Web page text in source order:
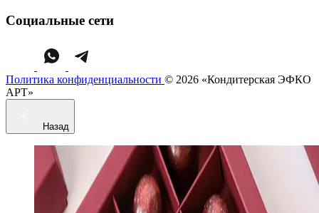
Социальные сети
Политика конфиденциальности © 2026 «Кондитерская ЭФКО
АРТ»
Назад